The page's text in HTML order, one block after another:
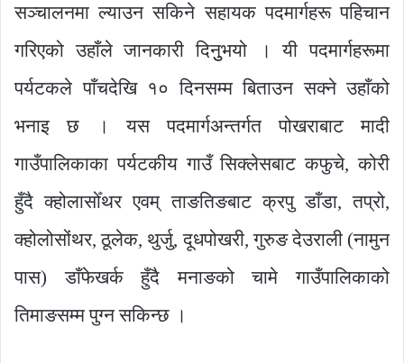
सञ्चालनमा ल्याउन सकिने सहायक पदमार्गहरू पहिचान
गरिएको उहाँले जानकारी दिनुुभयो । यी पदमार्गहरूमा
पर्यटकले पाँचदेखि १० दिनसम्म बिताउन सक्ने उहाँको
भनाइ छ । यस पदमार्गअन्तर्गत पोखराबाट मादी
गाउँपालिकाका पर्यटकीय गाउँ सिक्लेसबाट कफुचे, कोरी
हुँदै क्होलासोँथर एवम् ताङतिङबाट क्रपु डाँडा, तप्रो,
क्होलोसोंथर, ठूलेक, थुर्जु, दूधपोखरी, गुरुङ देउराली (नामुन
पास) डाँफेखर्क हुँदै मनाङको चामे गाउँपालिकाको
तिमाङसम्म पुग्न सकिन्छ ।